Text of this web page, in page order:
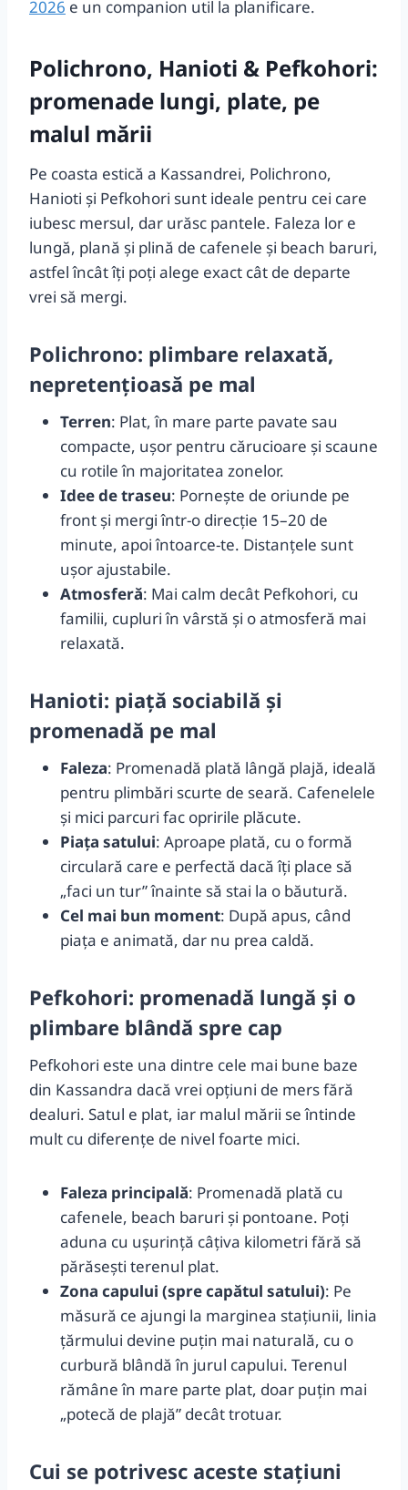
2026 e un companion util la planificare.
Polichrono, Hanioti & Pefkohori:
promenade lungi, plate, pe
malul mării
Pe coasta estică a Kassandrei, Polichrono,
Hanioti și Pefkohori sunt ideale pentru cei care
iubesc mersul, dar urăsc pantele. Faleza lor e
lungă, plană și plină de cafenele și beach baruri,
astfel încât îți poți alege exact cât de departe
vrei să mergi.
Polichrono: plimbare relaxată,
nepretențioasă pe mal
Terren: Plat, în mare parte pavate sau
compacte, ușor pentru cărucioare și scaune
cu rotile în majoritatea zonelor.
Idee de traseu: Pornește de oriunde pe
front și mergi într-o direcție 15–20 de
minute, apoi întoarce-te. Distanțele sunt
ușor ajustabile.
Atmosferă: Mai calm decât Pefkohori, cu
familii, cupluri în vârstă și o atmosferă mai
relaxată.
Hanioti: piață sociabilă și
promenadă pe mal
Faleza: Promenadă plată lângă plajă, ideală
pentru plimbări scurte de seară. Cafenelele
și mici parcuri fac opririle plăcute.
Piața satului: Aproape plată, cu o formă
circulară care e perfectă dacă îți place să
„faci un tur” înainte să stai la o băutură.
Cel mai bun moment: După apus, când
piața e animată, dar nu prea caldă.
Pefkohori: promenadă lungă și o
plimbare blândă spre cap
Pefkohori este una dintre cele mai bune baze
din Kassandra dacă vrei opțiuni de mers fără
dealuri. Satul e plat, iar malul mării se întinde
mult cu diferențe de nivel foarte mici.
Faleza principală: Promenadă plată cu
cafenele, beach baruri și pontoane. Poți
aduna cu ușurință câțiva kilometri fără să
părăsești terenul plat.
Zona capului (spre capătul satului): Pe
măsură ce ajungi la marginea stațiunii, linia
ţărmului devine puțin mai naturală, cu o
curbură blândă în jurul capului. Terenul
rămâne în mare parte plat, doar puțin mai
„potecă de plajă” decât trotuar.
Cui se potrivesc aceste stațiuni